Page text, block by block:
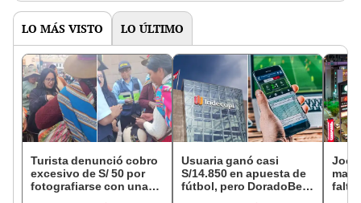
LO MÁS VISTO LO ÚLTIMO
Turista denunció cobro
excesivo de S/ 50 por
fotografiarse con una
Usuaria ganó casi
S/14.850 en apuesta de
fútbol, pero DoradoBet
falta